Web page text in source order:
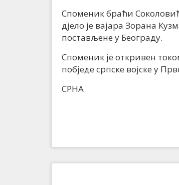
Споменик браћи
дјело је вајара Зорана
постављене у Београду.
Споменик је откривен
побједе српске војске у
СРНА